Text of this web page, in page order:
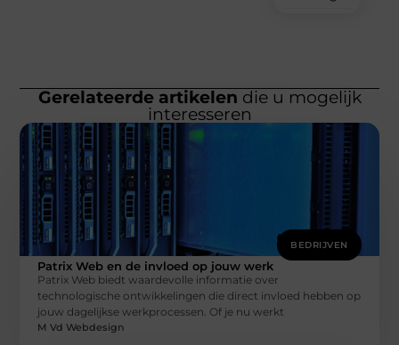
Gerelateerde artikelen die u mogelijk
interesseren
BEDRIJVEN
Patrix Web en de invloed op jouw werk
Patrix Web biedt waardevolle informatie over
technologische ontwikkelingen die direct invloed hebben op
jouw dagelijkse werkprocessen. Of je nu werkt
M Vd Webdesign